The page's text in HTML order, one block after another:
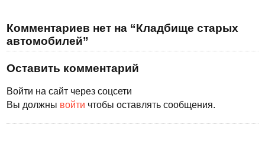
Комментариев нет на “Кладбище старых
автомобилей”
Оставить комментарий
Войти на сайт через соцсети
Вы должны войти чтобы оставлять сообщения.